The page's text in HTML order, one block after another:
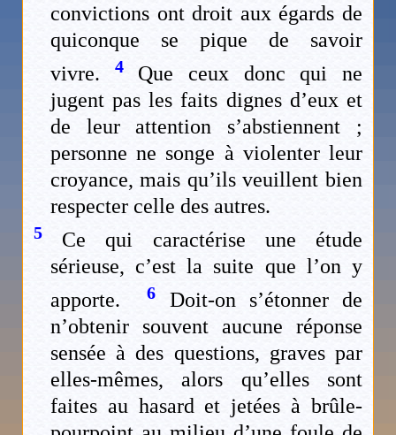
convictions ont droit aux égards de
quiconque se pique de savoir
vivre.
4Que ceux donc qui ne
jugent pas les faits dignes d’eux et
de leur attention s’abstiennent ;
personne ne songe à violenter leur
croyance, mais qu’ils veuillent bien
respecter celle des autres.
5 Ce qui caractérise une étude
sérieuse, c’est la suite que l’on y
apporte.6
Doit-on s’étonner de
n’obtenir souvent aucune réponse
sensée à des questions, graves par
elles-mêmes, alors qu’elles sont
faites au hasard et jetées à brûle-